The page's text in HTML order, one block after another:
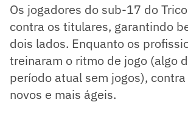
Os jogadores do sub-17 do
contra os titulares, garantindo
dois lados. Enquanto os
treinaram o ritmo de jogo (algo
período atual sem jogos),
novos e mais ágeis.